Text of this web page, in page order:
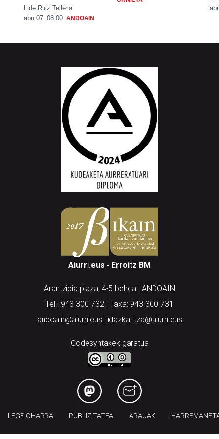
Lide Ruiz Telleria
abu 07, 08:00 ANDOAIN
Aiurri.eus - Erroitz BM
Arantzibia plaza, 4-5 behea | ANDOAIN
Tel.: 943 300 732 | Faxa: 943 300 731
andoain@aiurri.eus | idazkaritza@aiurri.eus
Codesyntaxek garatua
LEGE OHARRA PUBLIZITATEA ARAUAK